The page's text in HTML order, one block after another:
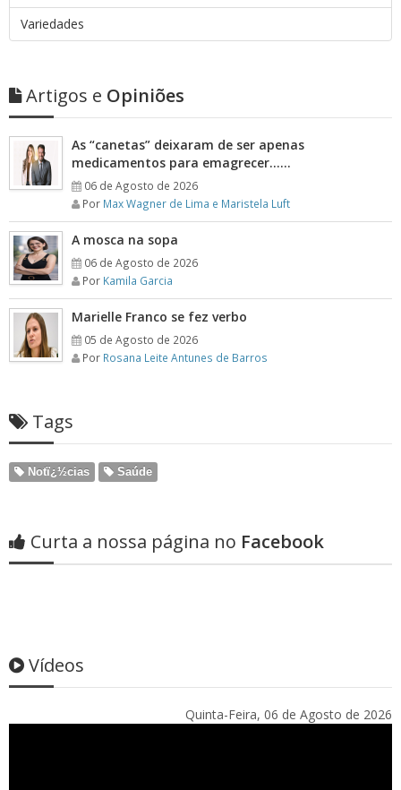
Variedades
Artigos e Opiniões
As “canetas” deixaram de ser apenas
medicamentos para emagrecer……
06 de Agosto de 2026
Por Max Wagner de Lima e Maristela Luft
A mosca na sopa
06 de Agosto de 2026
Por Kamila Garcia
Marielle Franco se fez verbo
05 de Agosto de 2026
Por Rosana Leite Antunes de Barros
Tags
Notï¿½cias Saúde
Curta a nossa página no Facebook
Vídeos
Quinta-Feira, 06 de Agosto de 2026